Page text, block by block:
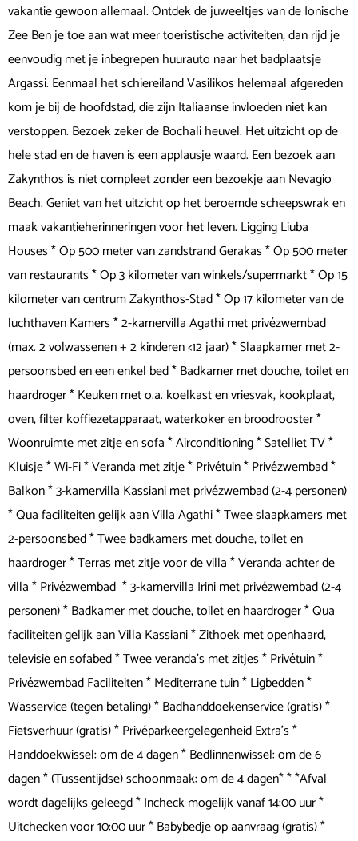
vakantie gewoon allemaal. Ontdek de juweeltjes van de Ionische
Zee Ben je toe aan wat meer toeristische activiteiten, dan rijd je
eenvoudig met je inbegrepen huurauto naar het badplaatsje
Argassi. Eenmaal het schiereiland Vasilikos helemaal afgereden
kom je bij de hoofdstad, die zijn Italiaanse invloeden niet kan
verstoppen. Bezoek zeker de Bochali heuvel. Het uitzicht op de
hele stad en de haven is een applausje waard. Een bezoek aan
Zakynthos is niet compleet zonder een bezoekje aan Nevagio
Beach. Geniet van het uitzicht op het beroemde scheepswrak en
maak vakantieherinneringen voor het leven. Ligging Liuba
Houses * Op 500 meter van zandstrand Gerakas * Op 500 meter
van restaurants * Op 3 kilometer van winkels/supermarkt * Op 15
kilometer van centrum Zakynthos-Stad * Op 17 kilometer van de
luchthaven Kamers * 2-kamervilla Agathi met privézwembad
(max. 2 volwassenen + 2 kinderen <12 jaar) * Slaapkamer met 2-
persoonsbed en een enkel bed * Badkamer met douche, toilet en
haardroger * Keuken met o.a. koelkast en vriesvak, kookplaat,
oven, filter koffiezetapparaat, waterkoker en broodrooster *
Woonruimte met zitje en sofa * Airconditioning * Satelliet TV *
Kluisje * Wi-Fi * Veranda met zitje * Privétuin * Privézwembad *
Balkon * 3-kamervilla Kassiani met privézwembad (2-4 personen)
* Qua faciliteiten gelijk aan Villa Agathi * Twee slaapkamers met
2-persoonsbed * Twee badkamers met douche, toilet en
haardroger * Terras met zitje voor de villa * Veranda achter de
villa * Privézwembad * 3-kamervilla Irini met privézwembad (2-4
personen) * Badkamer met douche, toilet en haardroger * Qua
faciliteiten gelijk aan Villa Kassiani * Zithoek met openhaard,
televisie en sofabed * Twee veranda's met zitjes * Privétuin *
Privézwembad Faciliteiten * Mediterrane tuin * Ligbedden *
Wasservice (tegen betaling) * Badhanddoekenservice (gratis) *
Fietsverhuur (gratis) * Privéparkeergelegenheid Extra's *
Handdoekwissel: om de 4 dagen * Bedlinnenwissel: om de 6
dagen * (Tussentijdse) schoonmaak: om de 4 dagen* * *Afval
wordt dagelijks geleegd * Incheck mogelijk vanaf 14:00 uur *
Uitchecken voor 10:00 uur * Babybedje op aanvraag (gratis) *